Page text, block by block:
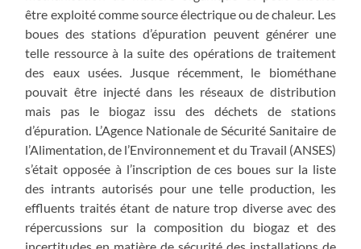
être exploité comme source électrique ou de chaleur. Les
boues des stations d’épuration peuvent générer une
telle ressource à la suite des opérations de traitement
des eaux usées. Jusque récemment, le biométhane
pouvait être injecté dans les réseaux de distribution
mais pas le biogaz issu des déchets de stations
d’épuration. L’Agence Nationale de Sécurité Sanitaire de
l’Alimentation, de l’Environnement et du Travail (ANSES)
s’était opposée à l’inscription de ces boues sur la liste
des intrants autorisés pour une telle production, les
effluents traités étant de nature trop diverse avec des
répercussions sur la composition du biogaz et des